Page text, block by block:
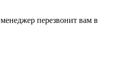
перезвонит вам в